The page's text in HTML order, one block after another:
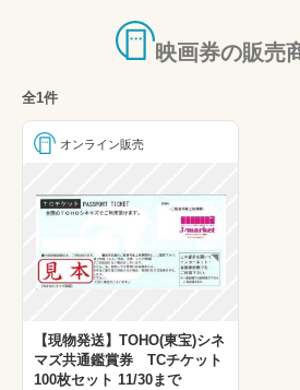
映画券の販売
全1件
オンライン販売
【現物発送】TOHO(東宝)シネ
マズ共通鑑賞券 TCチケット
100枚セット 11/30まで